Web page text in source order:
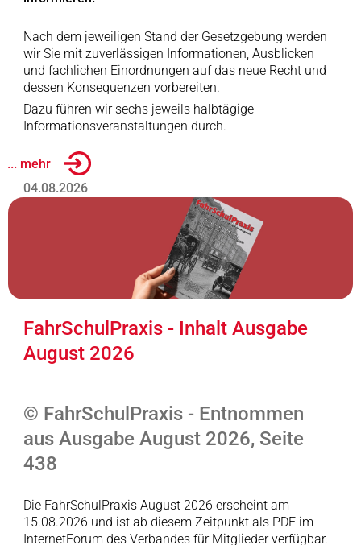
Nach dem jeweiligen Stand der Gesetzgebung werden
wir Sie mit zuverlässigen Informationen, Ausblicken
und fachlichen Einordnungen auf das neue Recht und
dessen Konsequenzen vorbereiten.
Dazu führen wir sechs jeweils halbtägige
Informationsveranstaltungen durch.
... mehr
04.08.2026
FahrSchulPraxis - Inhalt Ausgabe
August 2026
© FahrSchulPraxis - Entnommen
aus Ausgabe August 2026, Seite
438
Die FahrSchulPraxis August 2026 erscheint am
15.08.2026 und ist ab diesem Zeitpunkt als PDF im
InternetForum des Verbandes für Mitglieder verfügbar.